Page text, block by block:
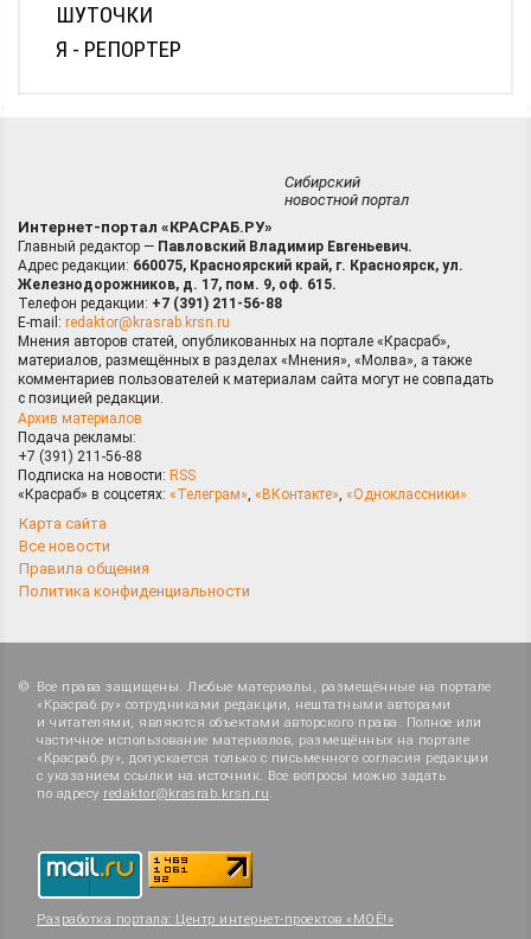
ШУТОЧКИ
Я - РЕПОРТЕР
Сибирский
новостной портал
Интернет-портал «КРАСРАБ.РУ»
Главный редактор — Павловский Владимир Евгеньевич.
Адрес редакции: 660075, Красноярский край, г. Красноярск, ул.
Железнодорожников, д. 17, пом. 9, оф. 615.
Телефон редакции: +7 (391) 211-56-88
E-mail: redaktor@krasrab.krsn.ru
Мнения авторов статей, опубликованных на портале «Красраб»,
материалов, размещённых в разделах «Мнения», «Молва», а также
комментариев пользователей к материалам сайта могут не совпадать
с позицией редакции.
Архив материалов
Подача рекламы:
+7 (391) 211-56-88
Подписка на новости: RSS
«Красраб» в соцсетях: «Телеграм», «ВКонтакте», «Одноклассники»
Карта сайта
Все новости
Правила общения
Политика конфиденциальности
Все права защищены. Любые материалы, размещённые на портале
«Красраб.ру» сотрудниками редакции, нештатными авторами
и читателями, являются объектами авторского права. Полное или
частичное использование материалов, размещённых на портале
«Красраб.ру», допускается только с письменного согласия редакции
с указанием ссылки на источник. Все вопросы можно задать
по адресу redaktor@krasrab.krsn.ru
Разработка портала: Центр интернет-проектов «МОЁ!»